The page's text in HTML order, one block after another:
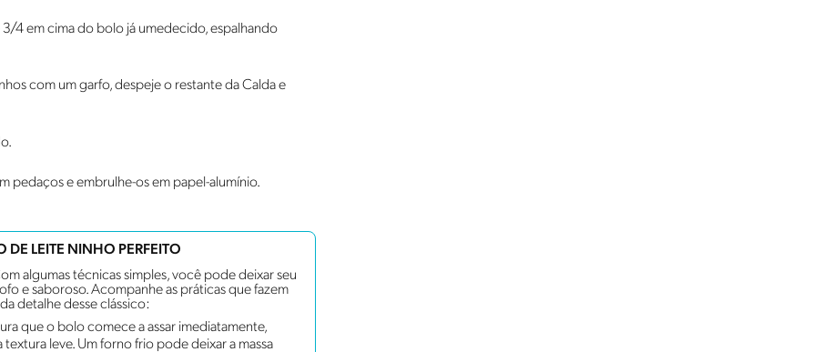
4 em cima do bolo já umedecido, espalhando
com um garfo, despeje o restante da Calda e
pedaços e embrulhe-os em papel-alumínio.
DE LEITE NINHO PERFEITO
algumas técnicas simples, você pode deixar seu
e saboroso. Acompanhe as práticas que fazem
detalhe desse clássico:
que o bolo comece a assar imediatamente,
leve. Um forno frio pode deixar a massa